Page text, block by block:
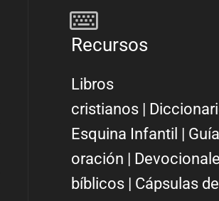
Recursos
Libros
cristianos|
Esquina Infantil |
oración |
bíblicos| Cápsulas